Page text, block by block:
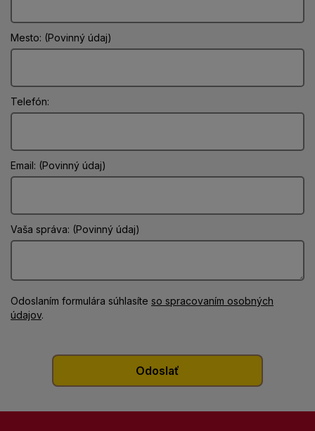
Mesto: (Povinný údaj)
Telefón:
Email: (Povinný údaj)
Vaša správa: (Povinný údaj)
Odoslaním formulára súhlasíte so spracovaním osobných
údajov.